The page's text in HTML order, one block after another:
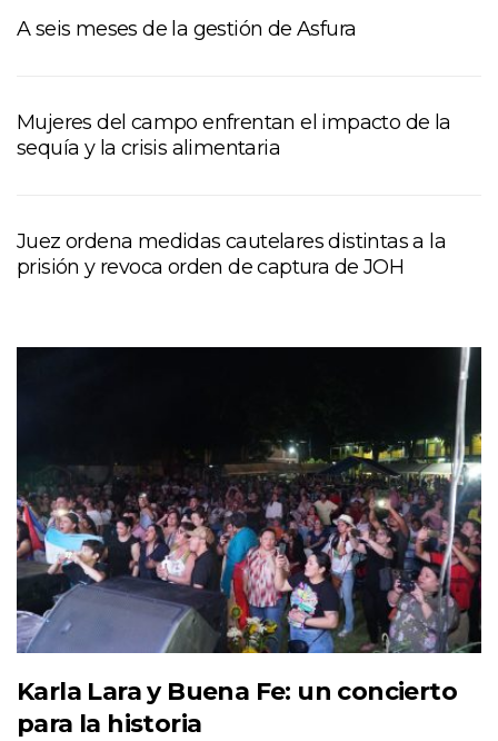
A seis meses de la gestión de Asfura
Mujeres del campo enfrentan el impacto de la
sequía y la crisis alimentaria
Juez ordena medidas cautelares distintas a la
prisión y revoca orden de captura de JOH
Karla Lara y Buena Fe: un concierto
para la historia